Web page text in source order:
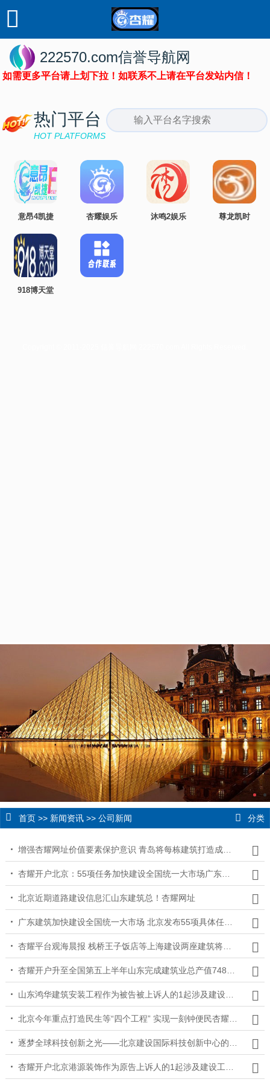
首页 >> 新闻资讯 >>公司新闻 分类
增强杏耀网址价值要素保护意识 青岛将每栋建筑打造成精品工程
杏耀开户北京：55项任务加快建设全国统一大市场广东建筑
北京近期道路建设信息汇山东建筑总！杏耀网址
广东建筑加快建设全国统一大市场 北京发布55项具体任务杏耀注册
杏耀平台观海晨报 栈桥王子饭店等上海建设两座建筑将改造提升；青岛交警发布出行提示
杏耀开户升至全国第五上半年山东完成建筑业总产值74824亿元
山东鸿华建筑安装工程作为被告被上诉人的1起涉及建设工程施工合同纠纷的诉讼将于2025年5月20日开庭杏耀娱乐
北京今年重点打造民生等“四个工程” 实现一刻钟便民杏耀平台生活圈全覆盖
逐梦全球科技创新之光——北京建设国际科技创新中心的实践探索杏耀平台
杏耀开户北京港源装饰作为原告上诉人的1起涉及建设工程施工合同纠纷的诉讼将于2025年5月21日开庭